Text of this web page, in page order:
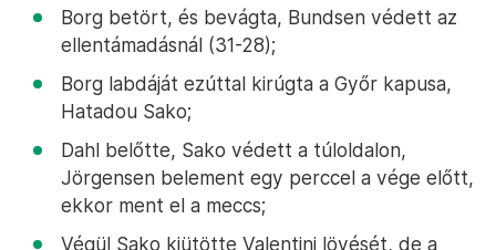
Borg betört, és bevágta, Bundsen védett az
ellentámadásnál (31-28);
Borg labdáját ezúttal kirúgta a Győr kapusa,
Hatadou Sako;
Dahl belőtte, Sako védett a túloldalon,
Jörgensen belement egy perccel a vége előtt,
ekkor ment el a meccs;
Végül Sako kiütötte Valentini lövését, de a